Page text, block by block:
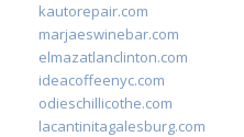
kautorepair.com
marjaeswinebar.com
elmazatlanclinton.com
ideacoffeenyc.com
odieschillicothe.com
lacantinitagalesburg.com